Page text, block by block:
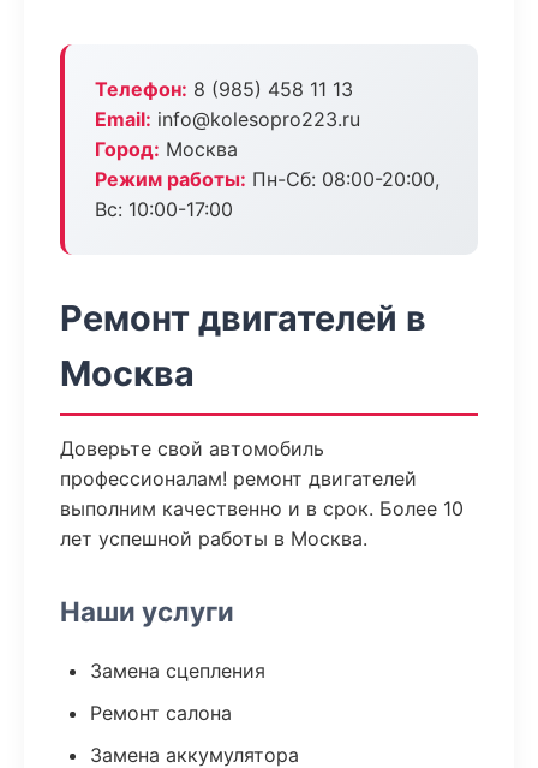
Телефон: 8 (985) 458 11 13
Email: info@kolesopro223.ru
Город: Москва
Режим работы: Пн-Сб: 08:00-20:00,
Вс: 10:00-17:00
Ремонт двигателей в
Москва
Доверьте свой автомобиль
профессионалам! ремонт двигателей
выполним качественно и в срок. Более 10
лет успешной работы в Москва.
Наши услуги
Замена сцепления
Ремонт салона
Замена аккумулятора